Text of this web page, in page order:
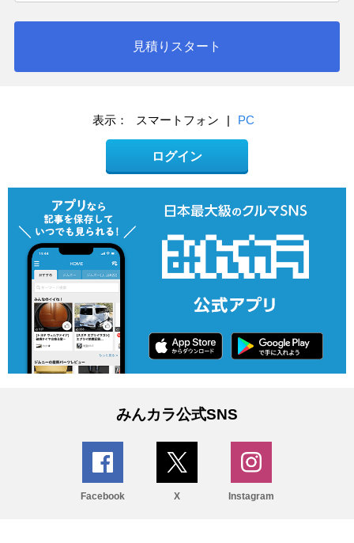
見積りスタート
表示： スマートフォン | PC
ログイン
みんカラ公式SNS
Facebook X Instagram